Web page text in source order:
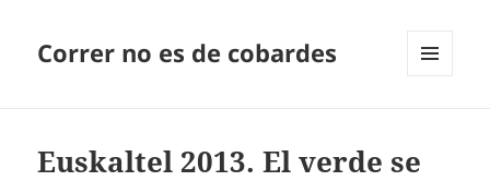
Correr no es de cobardes
Euskaltel 2013. El verde se